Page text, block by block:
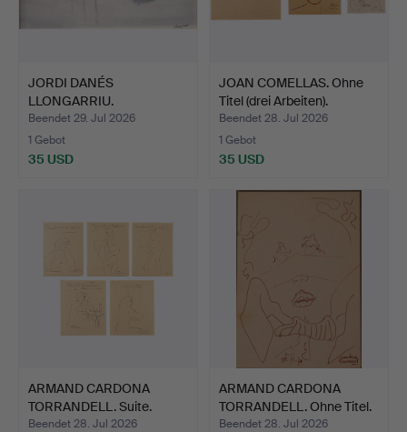
JORDI DANÉS
LLONGARRIU.
Flusslandschaft.
Beendet 29. Jul 2026
1 Gebot
35 USD
JOAN COMELLAS. Ohne
Titel (drei Arbeiten).
Beendet 28. Jul 2026
1 Gebot
35 USD
ARMAND CARDONA
TORRANDELL. Suite.
Beendet 28. Jul 2026
ARMAND CARDONA
TORRANDELL. Ohne Titel.
Beendet 28. Jul 2026